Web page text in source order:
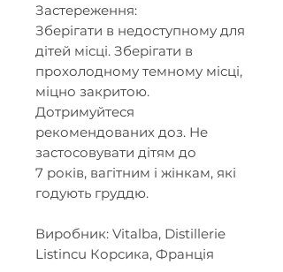
Застереження:
Зберігати в недоступному для
дітей місці. Зберігати в
прохолодному темному місці,
міцно закритою.
Дотримуйтеся
рекомендованих доз. Не
застосовувати дітям до
7 років, вагітним і жінкам, які
годують груддю.
Виробник: Vitalba, Distillerie
Listincu Корсика, Франція